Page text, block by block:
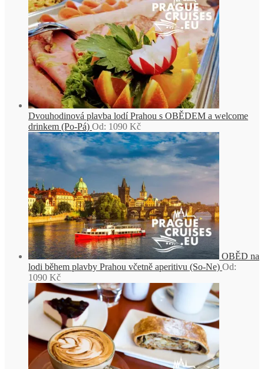
Dvouhodinová plavba lodí Prahou s OBĚDEM a welcome
drinkem (Po-Pá) Od: 1090 Kč
OBĚD na
lodi během plavby Prahou včetně aperitivu (So-Ne) Od:
1090 Kč